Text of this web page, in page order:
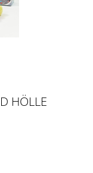
HÖLLE